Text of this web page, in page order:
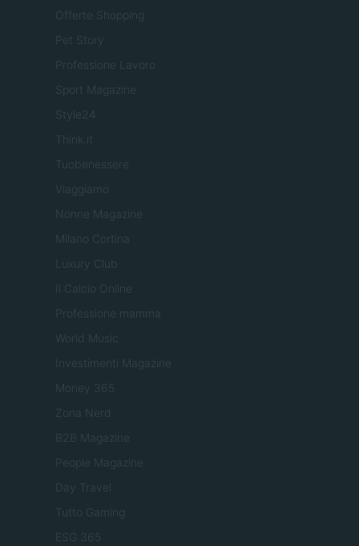
Offerte Shopping
Pet Story
Professione Lavoro
Sport Magazine
Style24
Think.it
Tuobenessere
Viaggiamo
Nonne Magazine
Milano Cortina
Luxury Club
Il Calcio Online
Professione mamma
World Music
Investimenti Magazine
Money 365
Zona Nerd
B2B Magazine
People Magazine
Day Travel
Tutto Gaming
ESG 365